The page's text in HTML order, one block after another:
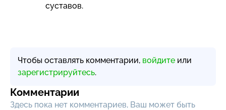
суставов.
Чтобы оставлять комментарии, войдите или
зарегистрируйтесь.
Комментарии
Здесь пока нет комментариев, Ваш может быть